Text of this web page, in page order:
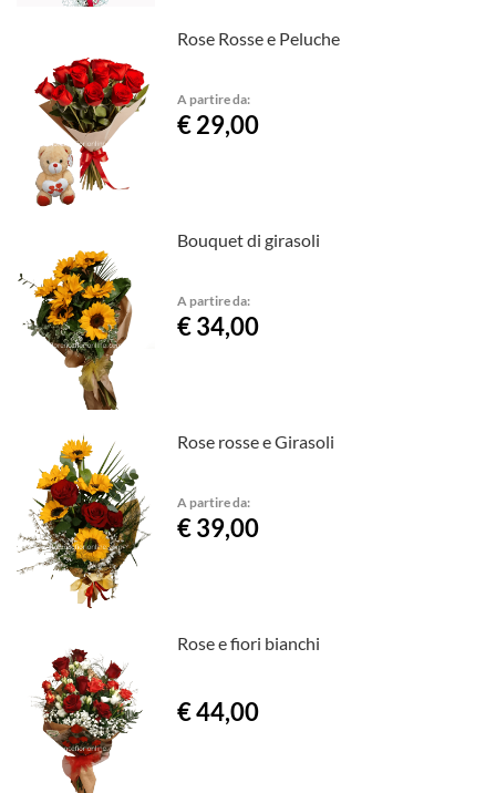
Rose Rosse e Peluche
A partire da:
€ 29,00
Bouquet di girasoli
A partire da:
€ 34,00
Rose rosse e Girasoli
A partire da:
€ 39,00
Rose e fiori bianchi
€ 44,00